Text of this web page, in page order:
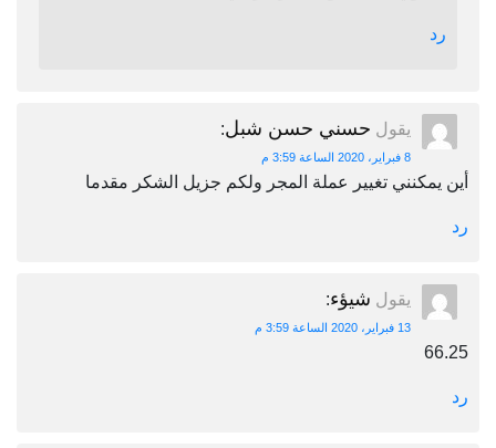
رد
يقول حسني حسن شبل:
8 فبراير، 2020 الساعة 3:59 م
أين يمكنني تغيير عملة المجر ولكم جزيل الشكر مقدما
رد
يقول شيؤء:
13 فبراير، 2020 الساعة 3:59 م
66.25
رد